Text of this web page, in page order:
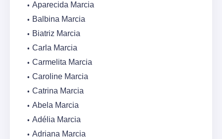
Aparecida Marcia
Balbina Marcia
Biatriz Marcia
Carla Marcia
Carmelita Marcia
Caroline Marcia
Catrina Marcia
Abela Marcia
Adélia Marcia
Adriana Marcia